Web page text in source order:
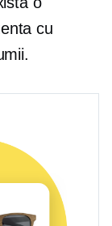
cu